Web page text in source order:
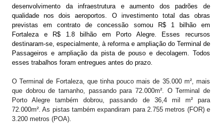
desenvolvimento da infraestrutura e aumento dos padrões de
qualidade nos dois aeroportos. O investimento total das obras
previstas em contrato de concessão somou R$ 1 bilhão em
Fortaleza e R$ 1.8 bilhão em Porto Alegre. Esses recursos
destinaram-se, especialmente, à reforma e ampliação do Terminal de
Passageiros e ampliação da pista de pouso e decolagem. Todos
esses trabalhos foram entregues antes do prazo.
O Terminal de Fortaleza, que tinha pouco mais de 35.000 m², mais
que dobrou de tamanho, passando para 72.000m². O Terminal de
Porto Alegre também dobrou, passando de 36,4 mil m² para
72.000m². As pistas também expandiram para 2.755 metros (FOR) e
3.200 metros (POA).